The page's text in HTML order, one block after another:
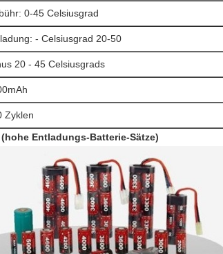
0-45 Celsiusgrad
- Celsiusgrad 20-50
20 - 45 Celsiusgrads
Zyklen
Entladungs-Batterie-Sätze)